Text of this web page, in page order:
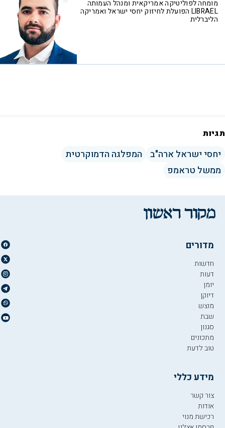
מומחה לפוליטיקה אמריקאית ומנהל העמותה
LIBRAEL הפועלת לחיזוק יחסי ישראל ואמריקה
הליברלית
תגיות
יחסי ישראל ארה"ב
המפלגה הדמוקרטית
ממשל טראמפ
מדורים
חדשות
דעות
יומן
דיוקן
מוצש
שבת
סגנון
מתכונים
טוב לדעת
מידע כללי
צור קשר
אודות
רכישת מנוי